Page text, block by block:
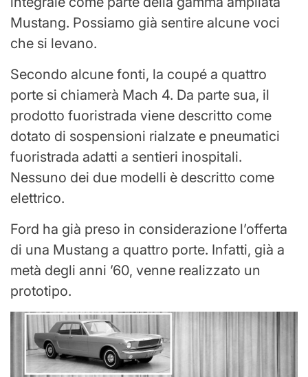
Mustang. Possiamo già sentire alcune voci
che si levano.
Secondo alcune fonti, la coupé a quattro
porte si chiamerà Mach 4. Da parte sua, il
prodotto fuoristrada viene descritto come
dotato di sospensioni rialzate e pneumatici
fuoristrada adatti a sentieri inospitali.
Nessuno dei due modelli è descritto come
elettrico.
Ford ha già preso in considerazione l’offerta
di una Mustang a quattro porte. Infatti, già a
metà degli anni ’60, venne realizzato un
prototipo.